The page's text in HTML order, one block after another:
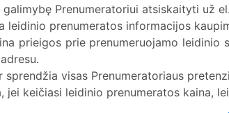
galimybę Prenumeratoriui atsiskaityti už
leidinio prenumeratos informacijos
prieigos prie prenumeruojamo
sprendžia visas Prenumeratoriaus
jei keičiasi leidinio prenumeratos kaina,